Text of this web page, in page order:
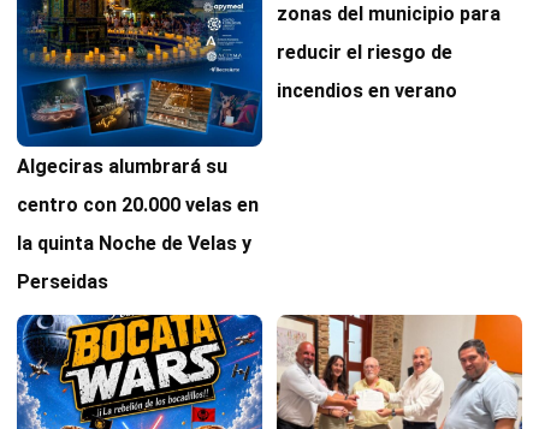
Algeciras alumbrará su
centro con 20.000 velas en
la quinta Noche de Velas y
Perseidas
zonas del municipio para
reducir el riesgo de
incendios en verano